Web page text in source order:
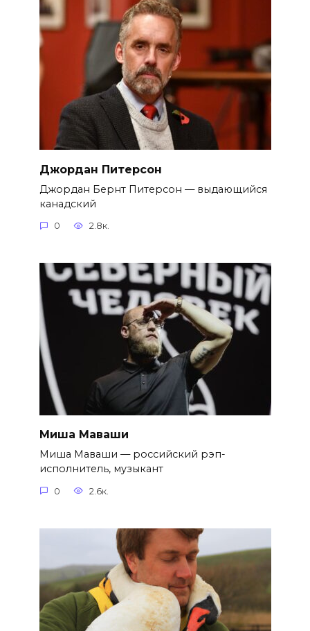
Джордан Питерсон
Джордан Бернт Питерсон — выдающийся
канадский
0 2.8к.
Миша Маваши
Миша Маваши — российский рэп-
исполнитель, музыкант
0 2.6к.